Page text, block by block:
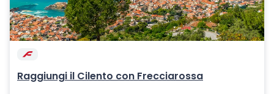
Raggiungi il Cilento con Frecciarossa